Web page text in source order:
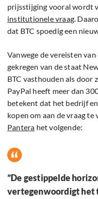
prijsstijging vooral wordt
institutionele vraag.
dat BTC spoedig een
Vanwege de vereisten van
gekregen van de staat
BTC vasthouden als door
PayPal heeft meer dan
betekent dat het bedrijf
kopen om aan de vraag
Pantera het volgende:
”De gestippelde
vertegenwoordigt het